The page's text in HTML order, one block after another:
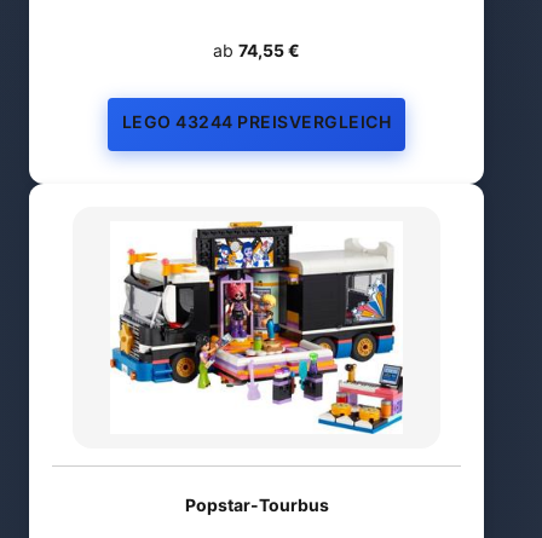
ab 74,55 €
LEGO 43244 PREISVERGLEICH
Popstar-Tourbus